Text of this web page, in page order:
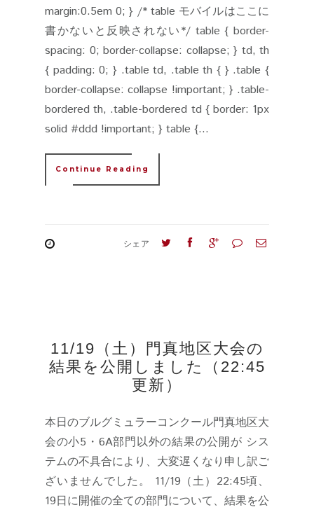
margin:0.5em 0; } /* table モバイルはここに
書かないと反映されない*/ table { border-
spacing: 0; border-collapse: collapse; } td, th
{ padding: 0; } .table td, .table th { } .table {
border-collapse: collapse !important; } .table-
bordered th, .table-bordered td { border: 1px
solid #ddd !important; } table {...
Continue Reading
シェア
11/19（土）門真地区大会の
結果を公開しました（22:45
更新）
本日のブルグミュラーコンクール門真地区大
会の小5・6A部門以外の結果の公開が シス
テムの不具合により、大変遅くなり申し訳ご
ざいませんでした。 11/19（土）22:45頃、
19日に開催の全ての部門について、結果を公